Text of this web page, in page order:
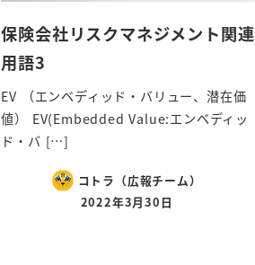
保険会社リスクマネジメント関連
用語3
EV （エンベディッド・バリュー、潜在価
値） EV(Embedded Value:エンベディッ
ド・バ […]
コトラ（広報チーム）
2022年3月30日